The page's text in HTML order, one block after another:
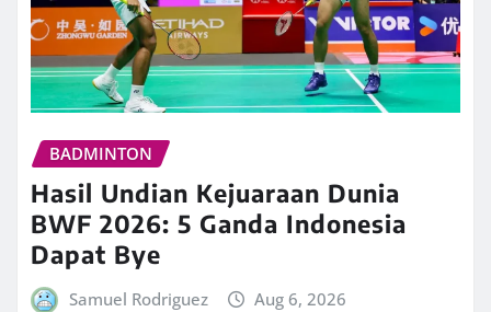
BADMINTON
Hasil Undian Kejuaraan Dunia
BWF 2026: 5 Ganda Indonesia
Dapat Bye
Samuel Rodriguez Aug 6, 2026